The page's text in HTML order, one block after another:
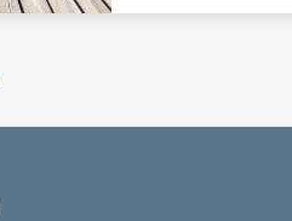
successiva